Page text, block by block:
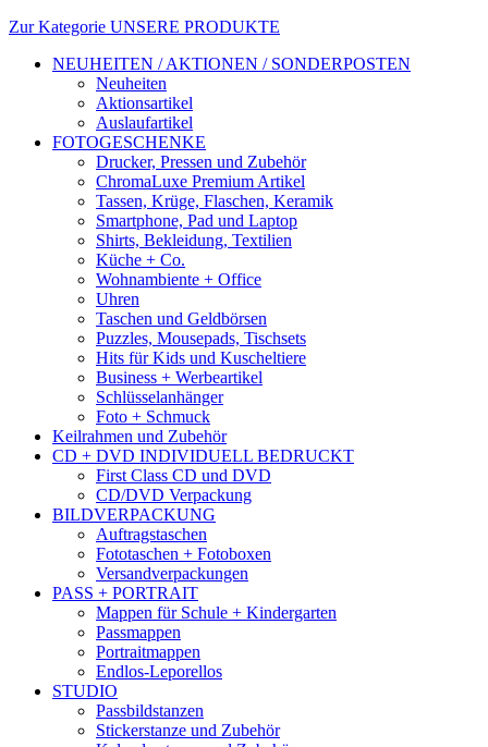
Zur Kategorie UNSERE PRODUKTE
NEUHEITEN / AKTIONEN / SONDERPOSTEN
Neuheiten
Aktionsartikel
Auslaufartikel
FOTOGESCHENKE
Drucker, Pressen und Zubehör
ChromaLuxe Premium Artikel
Tassen, Krüge, Flaschen, Keramik
Smartphone, Pad und Laptop
Shirts, Bekleidung, Textilien
Küche + Co.
Wohnambiente + Office
Uhren
Taschen und Geldbörsen
Puzzles, Mousepads, Tischsets
Hits für Kids und Kuscheltiere
Business + Werbeartikel
Schlüsselanhänger
Foto + Schmuck
Keilrahmen und Zubehör
CD + DVD INDIVIDUELL BEDRUCKT
First Class CD und DVD
CD/DVD Verpackung
BILDVERPACKUNG
Auftragstaschen
Fototaschen + Fotoboxen
Versandverpackungen
PASS + PORTRAIT
Mappen für Schule + Kindergarten
Passmappen
Portraitmappen
Endlos-Leporellos
STUDIO
Passbildstanzen
Stickerstanze und Zubehör